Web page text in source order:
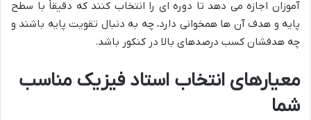
آموزان اجازه می دهد تا دوره ای را انتخاب کنند که دقیقاً با سطح
پایه و هدف آن ها همخوانی دارد، چه به دنبال تقویت پایه باشند و
چه هدفشان کسب درصدهای بالا در کنکور باشد.
معیارهای انتخاب استاد فیزیک مناسب
شما